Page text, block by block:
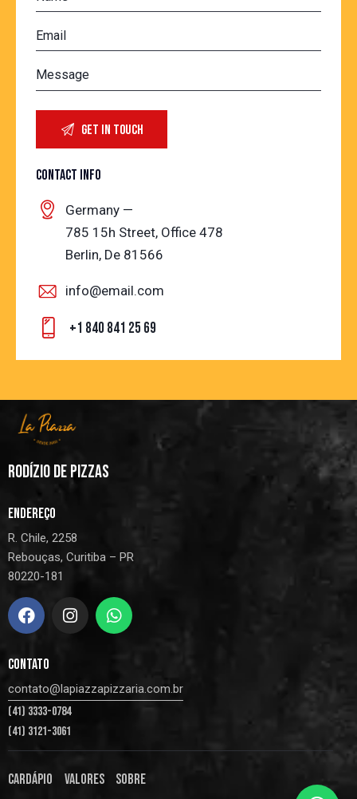
CONTACT INFO
Germany —
785 15h Street, Office 478
Berlin, De 81566
info@email.com
+1 840 841 25 69
RODÍZIO DE PIZZAS
ENDEREÇO
R. Chile, 2258
Rebouças, Curitiba – PR
80220-181
CONTATO
contato@lapiazzapizzaria.com.br
(41) 3333-0784
(41) 3121-3061
CARDÁPIO VALORES SOBRE